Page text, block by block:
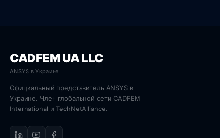
CADFEM UA LLC
ANSYS в Украине
Официальный представитель ANSYS в
Украине. Член глобальной сети CADFEM
International и TechNetAlliance.